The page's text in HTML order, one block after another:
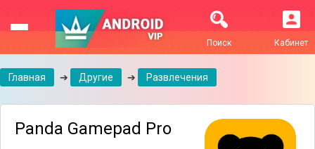
Кабинет
Поиск
Главная ➔ Другие ➔ Развлечения
Panda Gamepad Pro